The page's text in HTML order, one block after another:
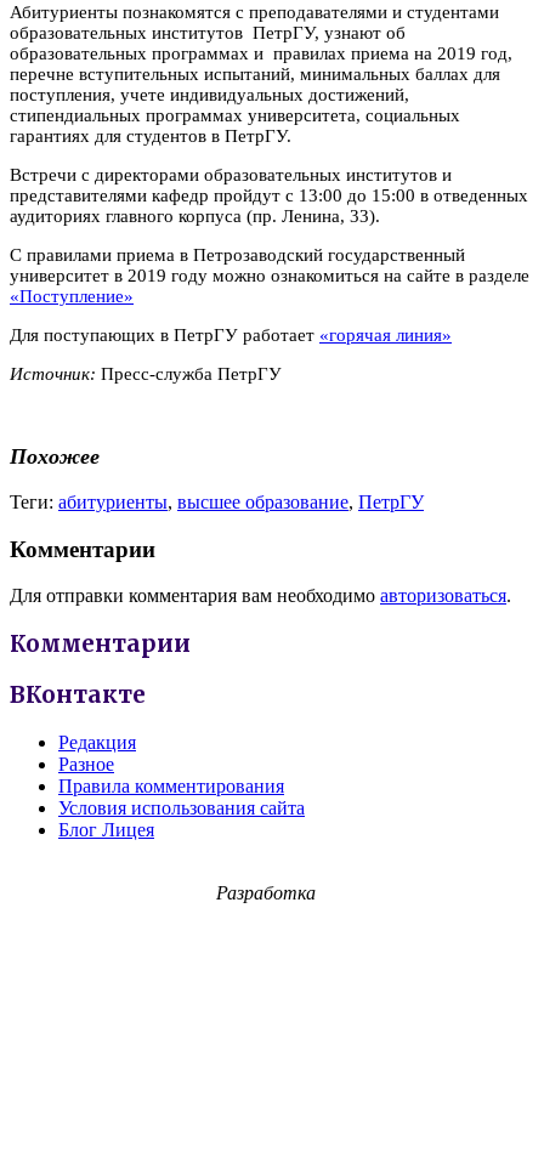
Абитуриенты познакомятся с преподавателями и студентами
образовательных институтов ПетрГУ, узнают об
образовательных программах и правилах приема на 2019 год,
перечне вступительных испытаний, минимальных баллах для
поступления, учете индивидуальных достижений,
стипендиальных программах университета, социальных
гарантиях для студентов в ПетрГУ.
Встречи с директорами образовательных институтов и
представителями кафедр пройдут с 13:00 до 15:00 в отведенных
аудиториях главного корпуса (пр. Ленина, 33).
С правилами приема в Петрозаводский государственный
университет в 2019 году можно ознакомиться на сайте в разделе
«Поступление»
Для поступающих в ПетрГУ работает «горячая линия»
Источник: Пресс-служба ПетрГУ
Похожее
Теги: абитуриенты, высшее образование, ПетрГУ
Комментарии
Для отправки комментария вам необходимо авторизоваться.
Комментарии
ВКонтакте
Редакция
Разное
Правила комментирования
Условия использования сайта
Блог Лицея
Разработка